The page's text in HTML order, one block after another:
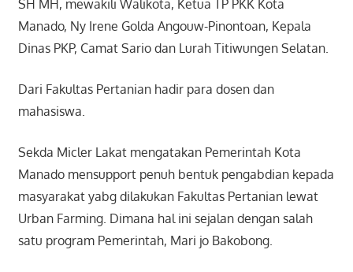
SH MH, mewakili Walikota, Ketua TP PKK Kota
Manado, Ny Irene Golda Angouw-Pinontoan, Kepala
Dinas PKP, Camat Sario dan Lurah Titiwungen Selatan.
Dari Fakultas Pertanian hadir para dosen dan
mahasiswa.
Sekda Micler Lakat mengatakan Pemerintah Kota
Manado mensupport penuh bentuk pengabdian kepada
masyarakat yabg dilakukan Fakultas Pertanian lewat
Urban Farming. Dimana hal ini sejalan dengan salah
satu program Pemerintah, Mari jo Bakobong.